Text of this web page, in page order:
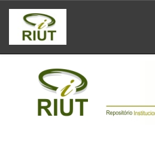
Skip
navigation